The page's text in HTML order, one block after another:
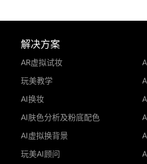
解决方案
AR虚拟试妆
玩美教学
AI换妆
AI肤色分析及粉底配色
AI虚拟换背景
玩美AI顾问